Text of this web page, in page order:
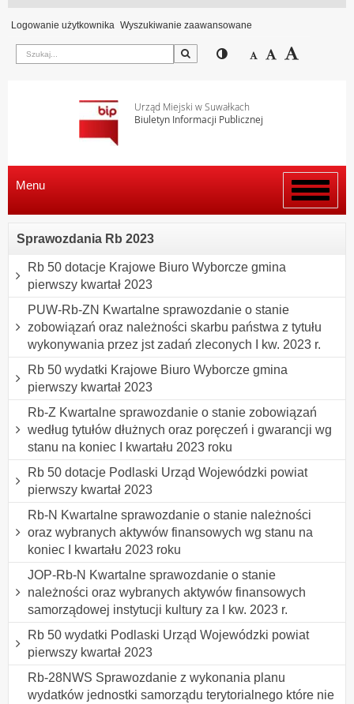
Logowanie użytkownika Wyszukiwanie zaawansowane
Szukaj Przełącz pomiędzy
Zmniejsz
Domyślny
Urząd Miejski w Suwałkach
Biuletyn Informacji Publicznej
Włącz
menu
Menu
Sprawozdania Rb 2023
Rb 50 dotacje Krajowe Biuro Wyborcze gmina
pierwszy kwartał 2023
PUW-Rb-ZN Kwartalne sprawozdanie o stanie
zobowiązań oraz należności skarbu państwa z tytułu
wykonywania przez jst zadań zleconych I kw. 2023 r.
Rb 50 wydatki Krajowe Biuro Wyborcze gmina
pierwszy kwartał 2023
Rb-Z Kwartalne sprawozdanie o stanie zobowiązań
według tytułów dłużnych oraz poręczeń i gwarancji wg
stanu na koniec I kwartału 2023 roku
Rb 50 dotacje Podlaski Urząd Wojewódzki powiat
pierwszy kwartał 2023
Rb-N Kwartalne sprawozdanie o stanie należności
oraz wybranych aktywów finansowych wg stanu na
koniec I kwartału 2023 roku
JOP-Rb-N Kwartalne sprawozdanie o stanie
należności oraz wybranych aktywów finansowych
samorządowej instytucji kultury za I kw. 2023 r.
Rb 50 wydatki Podlaski Urząd Wojewódzki powiat
pierwszy kwartał 2023
Rb-28NWS Sprawozdanie z wykonania planu
wydatków jednostki samorządu terytorialnego które nie